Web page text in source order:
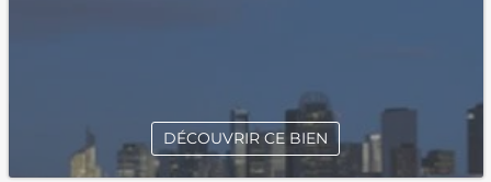
DÉCOUVRIR CE BIEN